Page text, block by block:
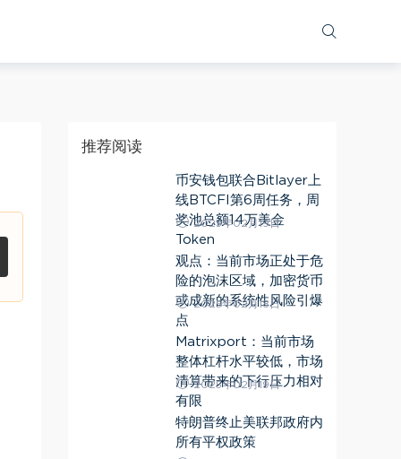
推荐阅读
币安钱包联合Bitlayer上
线BTCFI第6周任务，周
奖池总额14万美金
Token
2025年02月19日
观点：当前市场正处于危
险的泡沫区域，加密货币
或成新的系统性风险引爆
点
2025年02月18日
Matrixport：当前市场
整体杠杆水平较低，市场
清算带来的下行压力相对
有限
2025年02月19日
特朗普终止美联邦政府内
所有平权政策